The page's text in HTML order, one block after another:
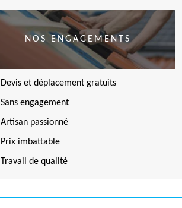
NOS ENGAGEMENTS
Devis et déplacement gratuits
Sans engagement
Artisan passionné
Prix imbattable
Travail de qualité